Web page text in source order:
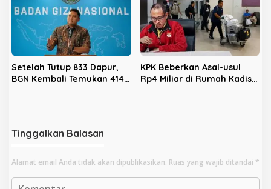
Setelah Tutup 833 Dapur,
BGN Kembali Temukan 414
KPK Beberkan Asal-usul
Rp4 Miliar di Rumah Kadis
Tinggalkan Balasan
Alamat email Anda tidak akan dipublikasikan. Ruas yang wajib ditandai *